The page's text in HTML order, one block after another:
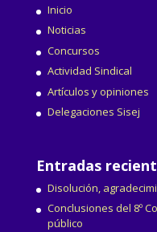
Inicio
Noticias
Concursos
Actividad Sindical
Artículos y opiniones
Delegaciones Sisej
Entradas
Disolución,
Conclusiones del 8º
público